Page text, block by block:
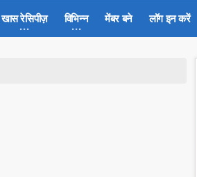
खास रेसिपीज़ विभिन्न मेंबर बने लॉग इन करें